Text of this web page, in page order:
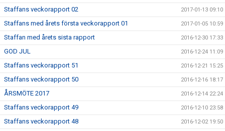
Staffans veckorapport 02 2017-01-13 09:10
Staffans med årets första veckorapport 01 2017-01-05 10:59
Staffan med årets sista rapport 2016-12-30 17:33
GOD JUL 2016-12-24 11:09
Staffans veckorapport 51 2016-12-21 15:25
Staffans veckorapport 50 2016-12-16 18:17
ÅRSMÖTE 2017 2016-12-14 22:24
Staffans veckorapport 49 2016-12-10 23:58
Staffans veckorapport 48 2016-12-02 19:50